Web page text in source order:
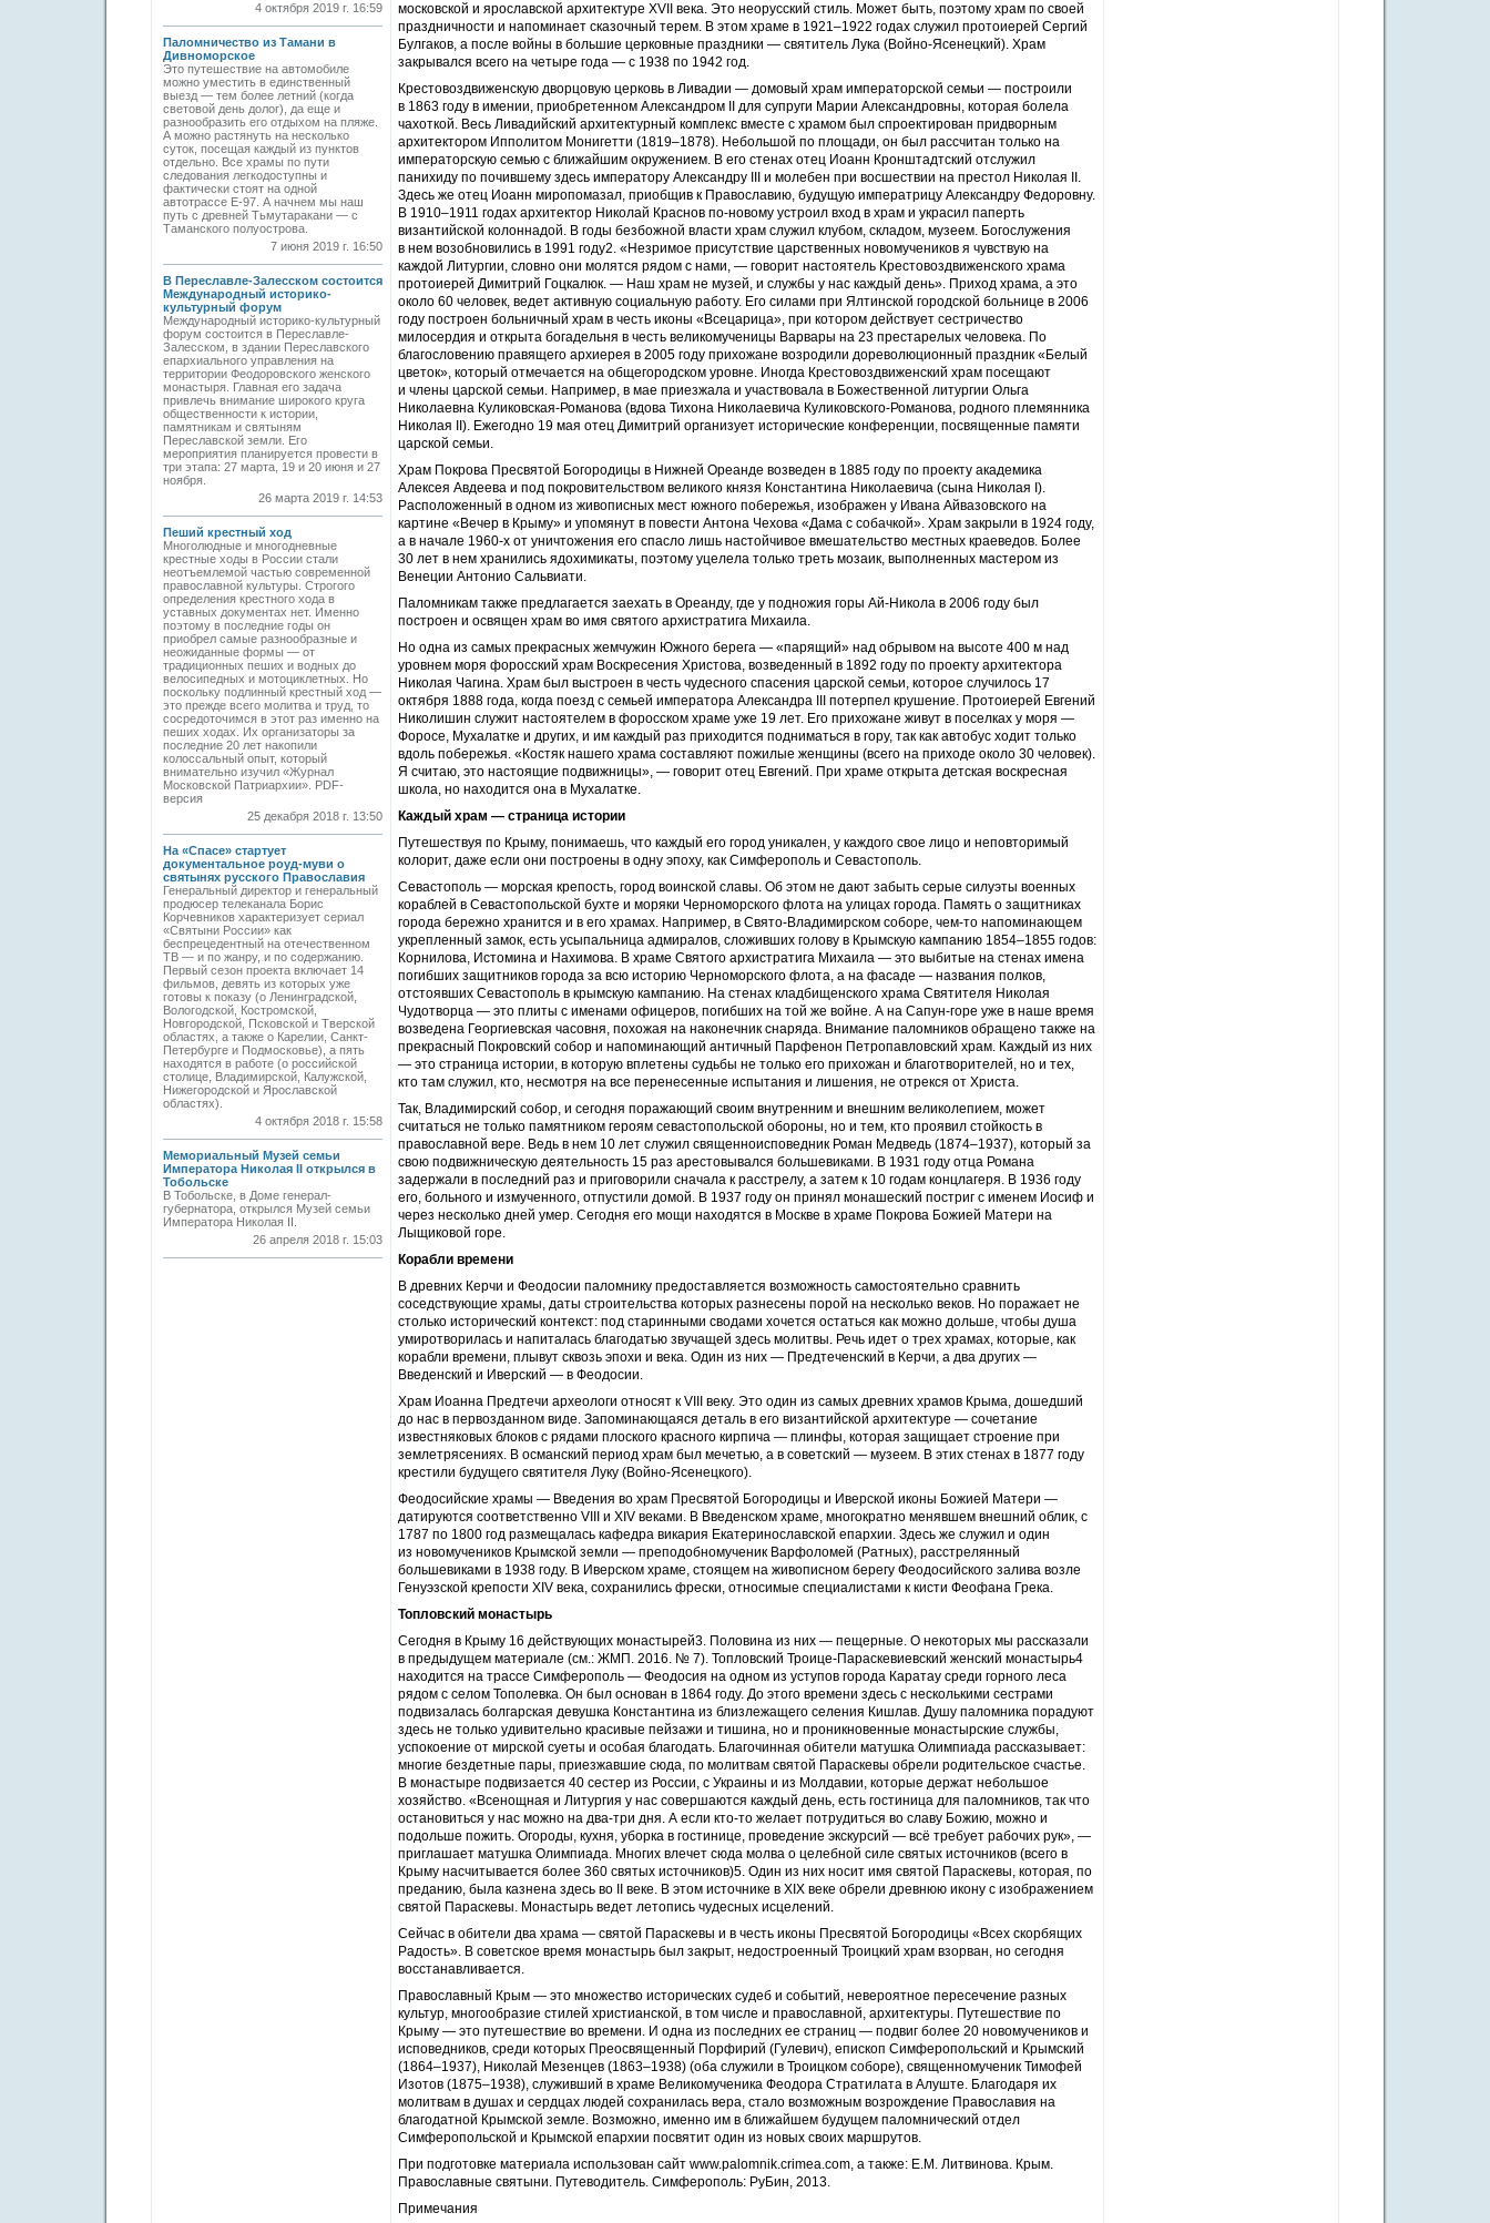
4 октября 2019 г. 16:59
Паломничество из Тамани в
Дивноморское
Это путешествие на автомобиле
можно уместить в единственный
выезд — тем более летний (когда
световой день долог), да еще и
разнообразить его отдыхом на пляже.
А можно растянуть на несколько
суток, посещая каждый из пунктов
отдельно. Все храмы по пути
следования легкодоступны и
фактически стоят на одной
автотрассе Е-97. А начнем мы наш
путь с древней Тьмутаракани — с
Таманского полуострова.
7 июня 2019 г. 16:50
В Переславле-Залесском состоится
Международный историко-
культурный форум
Международный историко-культурный
форум состоится в Переславле-
Залесском, в здании Переславского
епархиального управления на
территории Феодоровского женского
монастыря. Главная его задача
привлечь внимание широкого круга
общественности к истории,
памятникам и святыням
Переславской земли. Его
мероприятия планируется провести в
три этапа: 27 марта, 19 и 20 июня и 27
ноября.
26 марта 2019 г. 14:53
Пеший крестный ход
Многолюдные и многодневные
крестные ходы в России стали
неотъемлемой частью современной
православной культуры. Строгого
определения крестного хода в
уставных документах нет. Именно
поэтому в последние годы он
приобрел самые разнообразные и
неожиданные формы — от
традиционных пеших и водных до
велосипедных и мотоциклетных. Но
поскольку подлинный крестный ход —
это прежде всего молитва и труд, то
сосредоточимся в этот раз именно на
пеших ходах. Их организаторы за
последние 20 лет накопили
колоссальный опыт, который
внимательно изучил «Журнал
Московской Патриархии». PDF-
версия
25 декабря 2018 г. 13:50
На «Спасе» стартует
документальное роуд-муви о
святынях русского Православия
Генеральный директор и генеральный
продюсер телеканала Борис
Корчевников характеризует сериал
«Святыни России» как
беспрецедентный на отечественном
ТВ — и по жанру, и по содержанию.
Первый сезон проекта включает 14
фильмов, девять из которых уже
готовы к показу (о Ленинградской,
Вологодской, Костромской,
Новгородской, Псковской и Тверской
областях, а также о Карелии, Санкт-
Петербурге и Подмосковье), а пять
находятся в работе (о российской
столице, Владимирской, Калужской,
Нижегородской и Ярославской
областях).
4 октября 2018 г. 15:58
Мемориальный Музей семьи
Императора Николая II открылся в
Тобольске
В Тобольске, в Доме генерал-
губернатора, открылся Музей семьи
Императора Николая II.
26 апреля 2018 г. 15:03
московской и ярославской архитектуре XVII века. Это неорусский стиль. Может быть, поэтому храм по своей
праздничности и напоминает сказочный терем. В этом храме в 1921–1922 годах служил протоиерей Сергий
Булгаков, а после войны в большие церковные праздники — святитель Лука (Войно-Ясенецкий). Храм
закрывался всего на четыре года — с 1938 по 1942 год.
Крестовоздвиженскую дворцовую церковь в Ливадии — домовый храм императорской семьи — построили
в 1863 году в имении, приобретенном Александром II для супруги Марии Александровны, которая болела
чахоткой. Весь Ливадийский архитектурный комплекс вместе с храмом был спроектирован придворным
архитектором Ипполитом Монигетти (1819–1878). Небольшой по площади, он был рассчитан только на
императорскую семью с ближайшим окружением. В его стенах отец Иоанн Кронштадтский отслужил
панихиду по почившему здесь императору Александру III и молебен при восшествии на престол Николая II.
Здесь же отец Иоанн миропомазал, приобщив к Православию, будущую императрицу Александру Федоровну.
В 1910–1911 годах архитектор Николай Краснов по-новому устроил вход в храм и украсил паперть
византийской колоннадой. В годы безбожной власти храм служил клубом, складом, музеем. Богослужения
в нем возобновились в 1991 году2. «Незримое присутствие царственных новомучеников я чувствую на
каждой Литургии, словно они молятся рядом с нами, — говорит настоятель Крестовоздвиженского храма
протоиерей Димитрий Гоцкалюк. — Наш храм не музей, и службы у нас каждый день». Приход храма, а это
около 60 человек, ведет активную социальную работу. Его силами при Ялтинской городской больнице в 2006
году построен больничный храм в честь иконы «Всецарица», при котором действует сестричество
милосердия и открыта богадельня в честь великомученицы Варвары на 23 престарелых человека. По
благословению правящего архиерея в 2005 году прихожане возродили дореволюционный праздник «Белый
цветок», который отмечается на общегородском уровне. Иногда Крестовоздвиженский храм посещают
и члены царской семьи. Например, в мае приезжала и участвовала в Божественной литургии Ольга
Николаевна Куликовская-Романова (вдова Тихона Николаевича Куликовского-Романова, родного племянника
Николая II). Ежегодно 19 мая отец Димитрий организует исторические конференции, посвященные памяти
царской семьи.
Храм Покрова Пресвятой Богородицы в Нижней Ореанде возведен в 1885 году по проекту академика
Алексея Авдеева и под покровительством великого князя Константина Николаевича (сына Николая I).
Расположенный в одном из живописных мест южного побережья, изображен у Ивана Айвазовского на
картине «Вечер в Крыму» и упомянут в повести Антона Чехова «Дама с собачкой». Храм закрыли в 1924 году,
а в начале 1960-х от уничтожения его спасло лишь настойчивое вмешательство местных краеведов. Более
30 лет в нем хранились ядохимикаты, поэтому уцелела только треть мозаик, выполненных мастером из
Венеции Антонио Сальвиати.
Паломникам также предлагается заехать в Ореанду, где у подножия горы Ай-Никола в 2006 году был
построен и освящен храм во имя святого архистратига Михаила.
Но одна из самых прекрасных жемчужин Южного берега — «парящий» над обрывом на высоте 400 м над
уровнем моря форосский храм Воскресения Христова, возведенный в 1892 году по проекту архитектора
Николая Чагина. Храм был выстроен в честь чудесного спасения царской семьи, которое случилось 17
октября 1888 года, когда поезд с семьей императора Александра III потерпел крушение. Протоиерей Евгений
Николишин служит настоятелем в форосcком храме уже 19 лет. Его прихожане живут в поселках у моря —
Форосе, Мухалатке и других, и им каждый раз приходится подниматься в гору, так как автобус ходит только
вдоль побережья. «Костяк нашего храма составляют пожилые женщины (всего на приходе около 30 человек).
Я считаю, это настоящие подвижницы», — говорит отец Евгений. При храме открыта детская воскресная
школа, но находится она в Мухалатке.
Каждый храм — страница истории
Путешествуя по Крыму, понимаешь, что каждый его город уникален, у каждого свое лицо и неповторимый
колорит, даже если они построены в одну эпоху, как Симферополь и Севастополь.
Севастополь — морская крепость, город воинской славы. Об этом не дают забыть серые силуэты военных
кораблей в Севастопольской бухте и моряки Черноморского флота на улицах города. Память о защитниках
города бережно хранится и в его храмах. Например, в Свято-Владимирском соборе, чем-то напоминающем
укрепленный замок, есть усыпальница адмиралов, сложивших голову в Крымскую кампанию 1854–1855 годов:
Корнилова, Истомина и Нахимова. В храме Святого архистратига Михаила — это выбитые на стенах имена
погибших защитников города за всю историю Черноморского флота, а на фасаде — названия полков,
отстоявших Севастополь в крымскую кампанию. На стенах кладбищенского храма Святителя Николая
Чудотворца — это плиты с именами офицеров, погибших на той же войне. А на Сапун-горе уже в наше время
возведена Георгиевская часовня, похожая на наконечник снаряда. Внимание паломников обращено также на
прекрасный Покровский собор и напоминающий античный Парфенон Петропавловский храм. Каждый из них
— это страница истории, в которую вплетены судьбы не только его прихожан и благотворителей, но и тех,
кто там служил, кто, несмотря на все перенесенные испытания и лишения, не отрекся от Христа.
Так, Владимирский собор, и сегодня поражающий своим внутренним и внешним великолепием, может
считаться не только памятником героям севастопольской обороны, но и тем, кто проявил стойкость в
православной вере. Ведь в нем 10 лет служил священноисповедник Роман Медведь (1874–1937), который за
свою подвижническую деятельность 15 раз арестовывался большевиками. В 1931 году отца Романа
задержали в последний раз и приговорили сначала к расстрелу, а затем к 10 годам концлагеря. В 1936 году
его, больного и измученного, отпустили домой. В 1937 году он принял монашеский постриг с именем Иосиф и
через несколько дней умер. Сегодня его мощи находятся в Москве в храме Покрова Божией Матери на
Лыщиковой горе.
Корабли времени
В древних Керчи и Феодосии паломнику предоставляется возможность самостоятельно сравнить
соседствующие храмы, даты строительства которых разнесены порой на несколько веков. Но поражает не
столько исторический контекст: под старинными сводами хочется остаться как можно дольше, чтобы душа
умиротворилась и напиталась благодатью звучащей здесь молитвы. Речь идет о трех храмах, которые, как
корабли времени, плывут сквозь эпохи и века. Один из них — Предтеченский в Керчи, а два других —
Введенский и Иверский — в Феодосии.
Храм Иоанна Предтечи археологи относят к VIII веку. Это один из самых древних храмов Крыма, дошедший
до нас в первозданном виде. Запоминающаяся деталь в его византийской архитектуре — сочетание
известняковых блоков с рядами плоского красного кирпича — плинфы, которая защищает строение при
землетрясениях. В османский период храм был мечетью, а в советский — музеем. В этих стенах в 1877 году
крестили будущего святителя Луку (Войно-Ясенецкого).
Феодосийские храмы — Введения во храм Пресвятой Богородицы и Иверской иконы Божией Матери —
датируются соответственно VIII и XIV веками. В Введенском храме, многократно менявшем внешний облик, с
1787 по 1800 год размещалась кафедра викария Екатеринославской епархии. Здесь же служил и один
из новомучеников Крымской земли — преподобномученик Варфоломей (Ратных), расстрелянный
большевиками в 1938 году. В Иверском храме, стоящем на живописном берегу Феодосийского залива возле
Генуэзской крепости XIV века, сохранились фрески, относимые специалистами к кисти Феофана Грека.
Топловский монастырь
Сегодня в Крыму 16 действующих монастырей3. Половина из них — пещерные. О некоторых мы рассказали
в предыдущем материале (см.: ЖМП. 2016. № 7). Топловский Троице-Параскевиевский женский монастырь4
находится на трассе Симферополь — Феодосия на одном из уступов города Каратау среди горного леса
рядом с селом Тополевка. Он был основан в 1864 году. До этого времени здесь с несколькими сестрами
подвизалась болгарская девушка Константина из близлежащего селения Кишлав. Душу паломника порадуют
здесь не только удивительно красивые пейзажи и тишина, но и проникновенные монастырские службы,
успокоение от мирской суеты и особая благодать. Благочинная обители матушка Олимпиада рассказывает:
многие бездетные пары, приезжавшие сюда, по молитвам святой Параскевы обрели родительское счастье.
В монастыре подвизается 40 сестер из России, с Украины и из Молдавии, которые держат небольшое
хозяйство. «Всенощная и Литургия у нас совершаются каждый день, есть гостиница для паломников, так что
остановиться у нас можно на два-три дня. А если кто-то желает потрудиться во славу Божию, можно и
подольше пожить. Огороды, кухня, уборка в гостинице, проведение экскурсий — всё требует рабочих рук», —
приглашает матушка Олимпиада. Многих влечет сюда молва о целебной силе святых источников (всего в
Крыму насчитывается более 360 святых источников)5. Один из них носит имя святой Параскевы, которая, по
преданию, была казнена здесь во II веке. В этом источнике в XIX веке обрели древнюю икону с изображением
святой Параскевы. Монастырь ведет летопись чудесных исцелений.
Сейчас в обители два храма — святой Параскевы и в честь иконы Пресвятой Богородицы «Всех скорбящих
Радость». В советское время монастырь был закрыт, недостроенный Троицкий храм взорван, но сегодня
восстанавливается.
Православный Крым — это множество исторических судеб и событий, невероятное пересечение разных
культур, многообразие стилей христианской, в том числе и православной, архитектуры. Путешествие по
Крыму — это путешествие во времени. И одна из последних ее страниц — подвиг более 20 новомучеников и
исповедников, среди которых Преосвященный Порфирий (Гулевич), епископ Симферопольский и Крымский
(1864–1937), Николай Мезенцев (1863–1938) (оба служили в Троицком соборе), священномученик Тимофей
Изотов (1875–1938), служивший в храме Великомученика Феодора Стратилата в Алуште. Благодаря их
молитвам в душах и сердцах людей сохранилась вера, стало возможным возрождение Православия на
благодатной Крымской земле. Возможно, именно им в ближайшем будущем паломнический отдел
Симферопольской и Крымской епархии посвятит один из новых своих маршрутов.
При подготовке материала использован сайт www.palomnik.crimea.com, а также: Е.М. Литвинова. Крым.
Православные святыни. Путеводитель. Симферополь: РуБин, 2013.
Примечания